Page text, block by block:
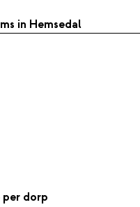
in Hemsedal
per dorp